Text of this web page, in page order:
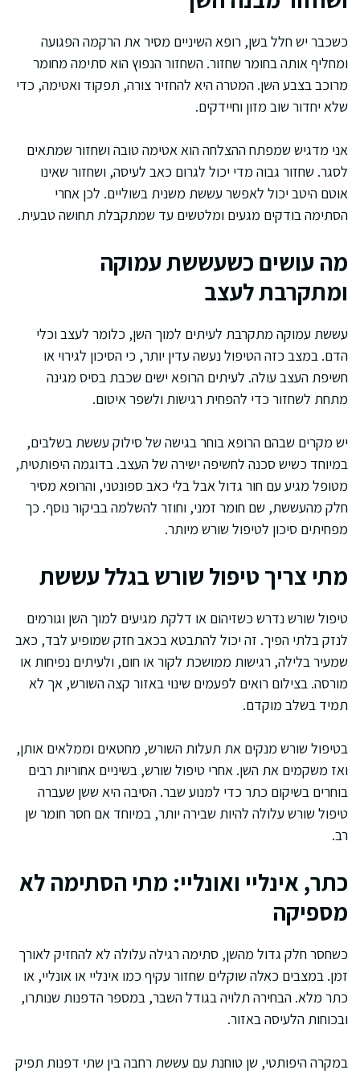
כשכבר יש חלל בשן, רופא השיניים מסיר את הרקמה הפגועה
ומחליף אותה בחומר שחזור. השחזור הנפוץ הוא סתימה מחומר
מרוכב בצבע השן. המטרה היא להחזיר צורה, תפקוד ואטימה, כדי
שלא יחדור שוב מזון וחיידקים.
אני מדגיש שמפתח ההצלחה הוא אטימה טובה ושחזור שמתאים
לסגר. שחזור גבוה מדי יכול לגרום כאב לעיסה, ושחזור שאינו
אוטם היטב יכול לאפשר עששת משנית בשוליים. לכן אחרי
הסתימה בודקים מגעים ומלטשים עד שמתקבלת תחושה טבעית.
מה עושים כשעששת עמוקה
ומתקרבת לעצב
עששת עמוקה מתקרבת לעיתים למוך השן, כלומר לעצב וכלי
הדם. במצב כזה הטיפול נעשה עדין יותר, כי הסיכון לגירוי או
חשיפת העצב עולה. לעיתים הרופא ישים שכבת בסיס מגינה
מתחת לשחזור כדי להפחית רגישות ולשפר איטום.
יש מקרים שבהם הרופא בוחר בגישה של סילוק עששת בשלבים,
במיוחד כשיש סכנה לחשיפה ישירה של העצב. בדוגמה היפותטית,
מטופל מגיע עם חור גדול אבל בלי כאב ספונטני, והרופא מסיר
חלק מהעששת, שם חומר זמני, וחוזר להשלמה בביקור נוסף. כך
מפחיתים סיכון לטיפול שורש מיותר.
מתי צריך טיפול שורש בגלל עששת
טיפול שורש נדרש כשזיהום או דלקת מגיעים למוך השן וגורמים
לנזק בלתי הפיך. זה יכול להתבטא בכאב חזק שמופיע לבד, כאב
שמעיר בלילה, רגישות ממושכת לקור או חום, ולעיתים נפיחות או
מורסה. בצילום רואים לפעמים שינוי באזור קצה השורש, אך לא
תמיד בשלב מוקדם.
בטיפול שורש מנקים את תעלות השורש, מחטאים וממלאים אותן,
ואז משקמים את השן. אחרי טיפול שורש, בשיניים אחוריות רבים
בוחרים בשיקום כתר כדי למנוע שבר. הסיבה היא ששן שעברה
טיפול שורש עלולה להיות שבירה יותר, במיוחד אם חסר חומר שן
רב.
כתר, אינליי ואונליי: מתי הסתימה לא
מספיקה
כשחסר חלק גדול מהשן, סתימה רגילה עלולה לא להחזיק לאורך
זמן. במצבים כאלה שוקלים שחזור עקיף כמו אינליי או אונליי, או
כתר מלא. הבחירה תלויה בגודל השבר, במספר הדפנות שנותרו,
ובכוחות הלעיסה באזור.
במקרה היפותטי, שן טוחנת עם עששת רחבה בין שתי דפנות תפיק